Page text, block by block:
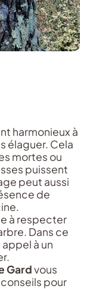
harmonieux à
élaguer. Cela
mortes ou
puissent
peut aussi
de
à respecter
Dans ce
à un
Gardvous
pour